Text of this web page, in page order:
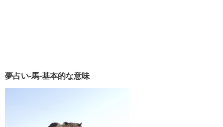
夢占い-馬-基本的な意味